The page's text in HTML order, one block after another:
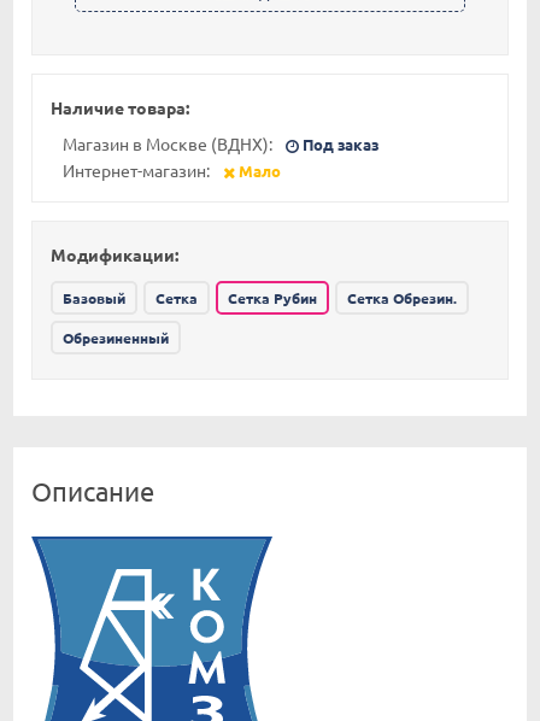
Наличие товара:
Магазин в Москве (ВДНХ):
Под заказ
Интернет-магазин: Мало
Модификации:
Базовый Сетка Сетка Рубин Сетка Обрезин.
Обрезиненный
Описание